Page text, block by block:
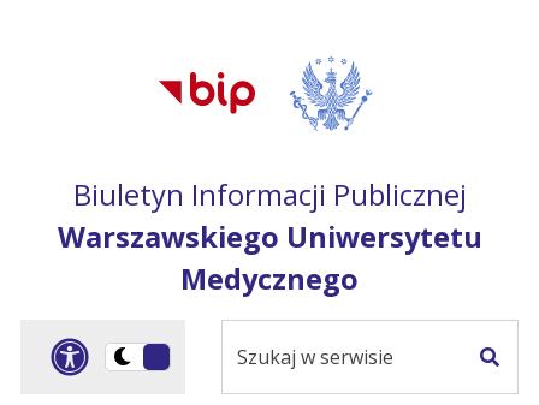
głównego menu
serwisu
Biuletyn Informacji Publicznej
Warszawskiego Uniwersytetu
Medycznego
Panel dostosowania
Przełącz
serwisie